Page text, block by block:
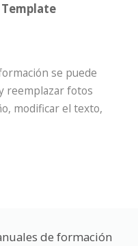
se puede
reemplazar fotos
modificar el texto,
de formación